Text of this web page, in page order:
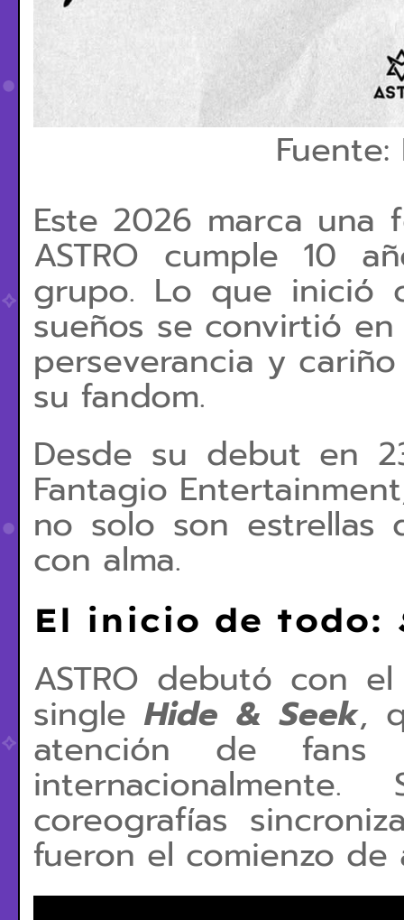
Fuente:
Este 2026 marca una
ASTRO cumple 10
grupo. Lo que inició
sueños se convirtió
perseverancia y
su fandom.
Desde su debut en
Fantagio Entertainment
no solo son estrellas
con alma.
El inicio de todo:
ASTRO debutó con
singleHide & Seek,
atención de
coreografías
fueron el comienzo de